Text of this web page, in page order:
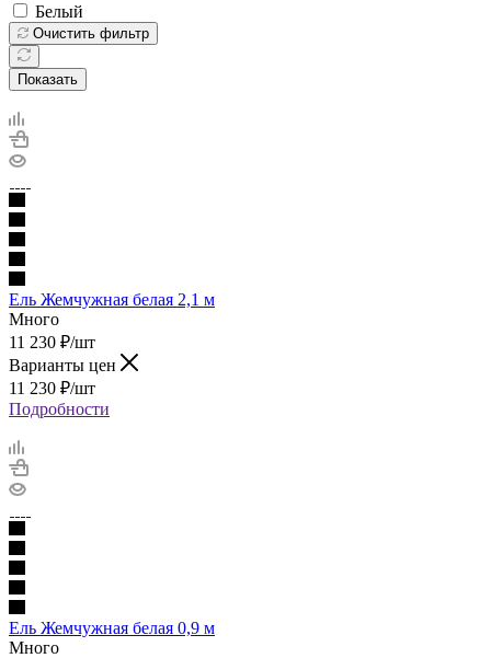
Белый
Очистить фильтр
Показать
Ель Жемчужная белая 2,1 м
Много
11 230 ₽/шт
Варианты цен
11 230 ₽/шт
Подробности
Ель Жемчужная белая 0,9 м
Много